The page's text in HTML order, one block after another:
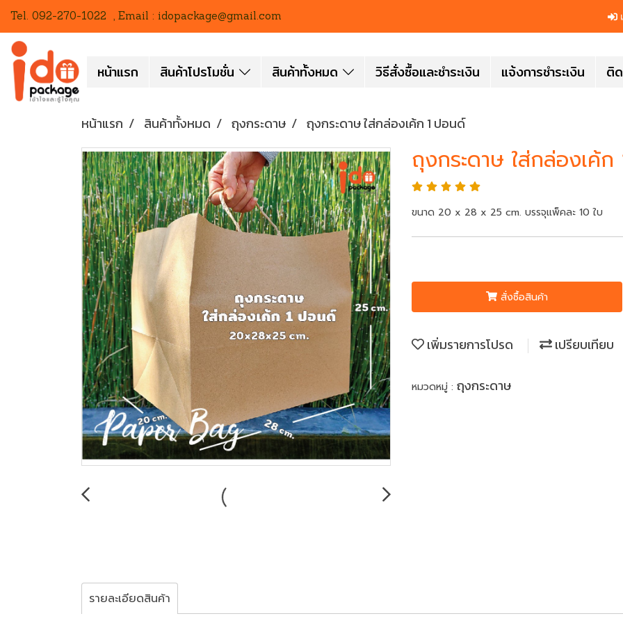
Tel. 092-270-1022 , Email : idopackage@gmail.com
หน้าแรก สินค้าโปรโมชั่น สินค้าทั้งหมด วิธีสั่งซื้อและชำระเงิน แจ้งการชำระเงิน ติ
หน้าแรก สินค้าทั้งหมด ถุงกระดาษ ถุงกระดาษ ใส่กล่องเค้ก 1 ปอนด์
ถุงกระดาษ ใส่กล่องเค้
ขนาด 20 x 28 x 25 cm. บรรจุแพ็คละ 10 ใบ
สั่งซื้อสินค้า
เพิ่มรายการโปรด เปรียบเทียบ
หมวดหมู่ : ถุงกระดาษ
รายละเอียดสินค้า